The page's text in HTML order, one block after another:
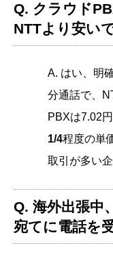
Q. クラウド
NTTより安い
A. はい、明
分通話で、
PBXは7.02
1/4程度の単
取引が多い
Q. 海外出張中
宛てに電話を